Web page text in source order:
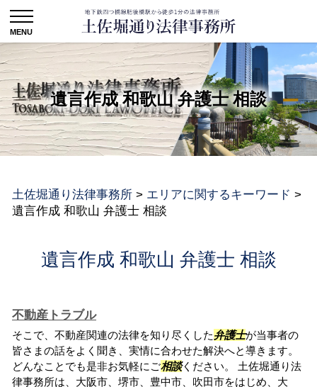
遺言作成 和歌山 弁護士 相談
土佐堀通り法律事務所 > エリアに関するキーワード >
遺言作成 和歌山 弁護士 相談
遺言作成 和歌山 弁護士 相談
不動産トラブル
そこで、不動産関連の法律を知り尽くした弁護士が当事者の
皆さまの話をよく聞き、実情に合わせた解決へと導きます。
どんなことでも是非お気軽にご相談ください。 土佐堀通り法
律事務所は、大阪市、堺市、豊中市、吹田市をはじめ、大